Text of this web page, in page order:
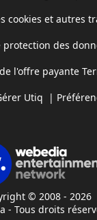
cookies et autres
protection des
l'offre payante
Utiq |
© 2008 - 2026
- Tous droits